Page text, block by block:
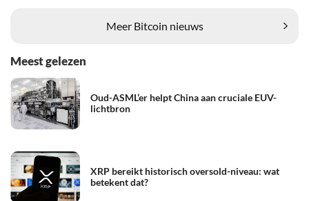
Meer Bitcoin nieuws
Meest gelezen
Oud-ASML’er helpt China aan cruciale EUV-
lichtbron
XRP bereikt historisch oversold-niveau: wat
betekent dat?